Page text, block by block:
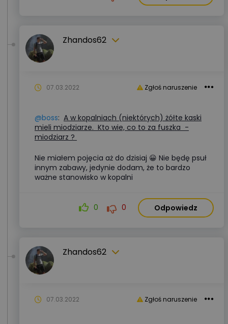
Zhandos62
Zgłoś naruszenie
07.03.2022
@boss: A w kopalniach (niektórych) żółte kaski
mieli miodziarze. Kto wie, co to za fuszka -
miodziarz ?
Nie miałem pojęcia aż do dzisiaj 😀 Nie będę psuł
innym zabawy, jedynie dodam, że to bardzo
ważne stanowisko w kopalni
0 0 Odpowiedz
Zhandos62
Zgłoś naruszenie
07.03.2022